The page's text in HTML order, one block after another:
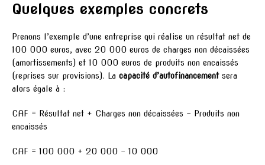
Quelques exemples concrets
Prenons l’exemple d’une entreprise qui réalise un résultat net de
100 000 euros, avec 20 000 euros de charges non décaissées
(amortissements) et 10 000 euros de produits non encaissés
(reprises sur provisions). La capacité d’autofinancementsera
alors égale à :
CAF = Résultat net + Charges non décaissées – Produits non
encaissés
CAF = 100 000 + 20 000 – 10 000